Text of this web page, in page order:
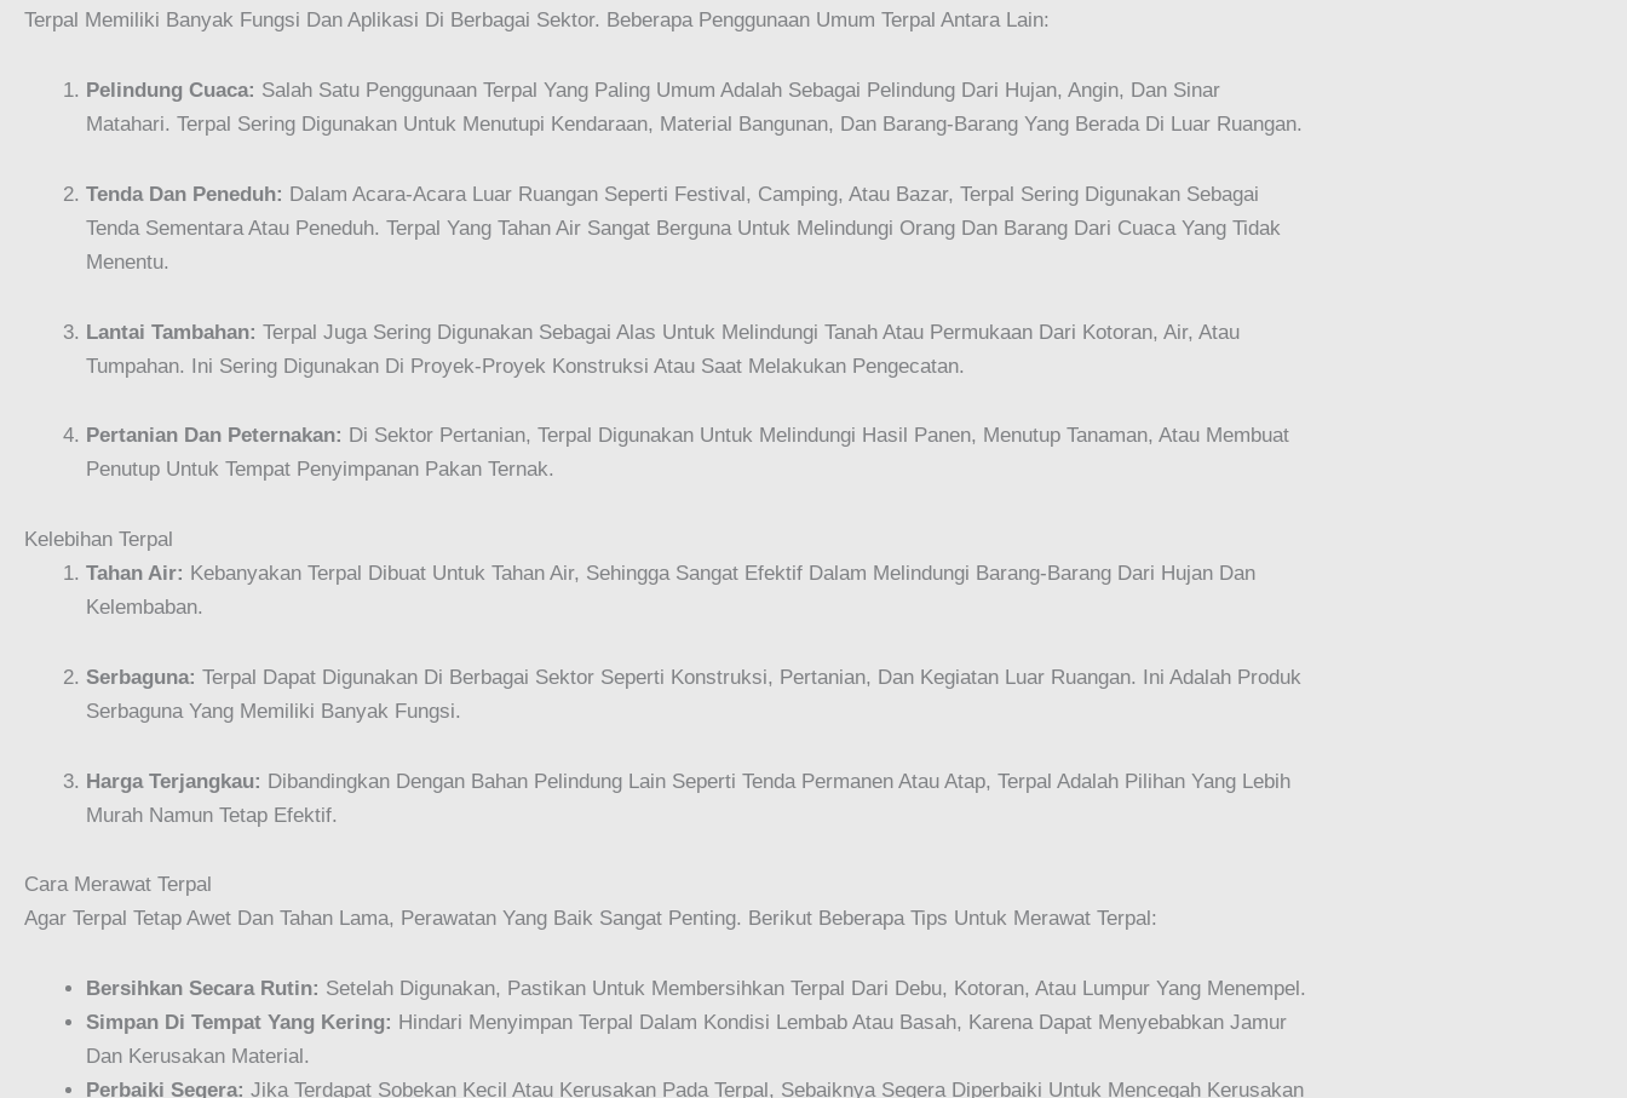
Terpal Memiliki Banyak Fungsi Dan Aplikasi Di Berbagai Sektor. Beberapa Penggunaan Umum Terpal Antara Lain:
Pelindung Cuaca: Salah Satu Penggunaan Terpal Yang Paling Umum Adalah Sebagai Pelindung Dari Hujan, Angin, Dan Sinar
Matahari. Terpal Sering Digunakan Untuk Menutupi Kendaraan, Material Bangunan, Dan Barang-Barang Yang Berada Di Luar Ruangan.
Tenda Dan Peneduh: Dalam Acara-Acara Luar Ruangan Seperti Festival, Camping, Atau Bazar, Terpal Sering Digunakan Sebagai
Tenda Sementara Atau Peneduh. Terpal Yang Tahan Air Sangat Berguna Untuk Melindungi Orang Dan Barang Dari Cuaca Yang Tidak
Menentu.
Lantai Tambahan: Terpal Juga Sering Digunakan Sebagai Alas Untuk Melindungi Tanah Atau Permukaan Dari Kotoran, Air, Atau
Tumpahan. Ini Sering Digunakan Di Proyek-Proyek Konstruksi Atau Saat Melakukan Pengecatan.
Pertanian Dan Peternakan: Di Sektor Pertanian, Terpal Digunakan Untuk Melindungi Hasil Panen, Menutup Tanaman, Atau Membuat
Penutup Untuk Tempat Penyimpanan Pakan Ternak.
Kelebihan Terpal
Tahan Air: Kebanyakan Terpal Dibuat Untuk Tahan Air, Sehingga Sangat Efektif Dalam Melindungi Barang-Barang Dari Hujan Dan
Kelembaban.
Serbaguna: Terpal Dapat Digunakan Di Berbagai Sektor Seperti Konstruksi, Pertanian, Dan Kegiatan Luar Ruangan. Ini Adalah Produk
Serbaguna Yang Memiliki Banyak Fungsi.
Harga Terjangkau: Dibandingkan Dengan Bahan Pelindung Lain Seperti Tenda Permanen Atau Atap, Terpal Adalah Pilihan Yang Lebih
Murah Namun Tetap Efektif.
Cara Merawat Terpal
Agar Terpal Tetap Awet Dan Tahan Lama, Perawatan Yang Baik Sangat Penting. Berikut Beberapa Tips Untuk Merawat Terpal:
Bersihkan Secara Rutin: Setelah Digunakan, Pastikan Untuk Membersihkan Terpal Dari Debu, Kotoran, Atau Lumpur Yang Menempel.
Simpan Di Tempat Yang Kering: Hindari Menyimpan Terpal Dalam Kondisi Lembab Atau Basah, Karena Dapat Menyebabkan Jamur
Dan Kerusakan Material.
Perbaiki Segera: Jika Terdapat Sobekan Kecil Atau Kerusakan Pada Terpal, Sebaiknya Segera Diperbaiki Untuk Mencegah Kerusakan